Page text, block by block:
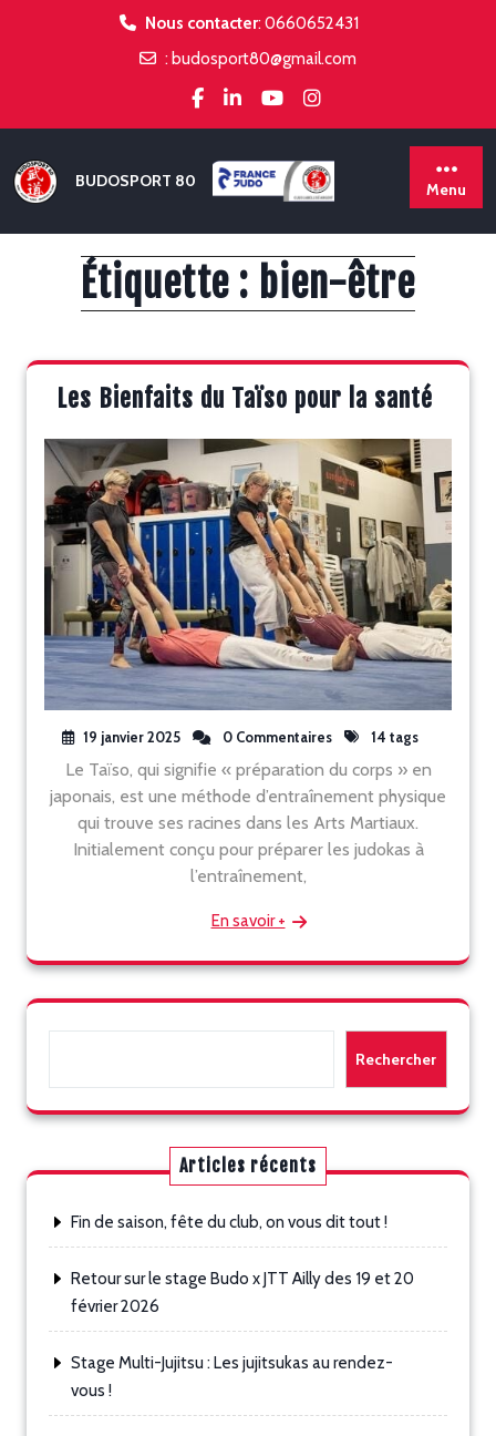
Nous contacter: 0660652431
: budosport80@gmail.com
BUDOSPORT 80 Menu
Étiquette : bien-être
Les Bienfaits du Taïso pour la santé
19 janvier 2025 0 Commentaires 14 tags
Le Taïso, qui signifie « préparation du corps » en
japonais, est une méthode d’entraînement physique
qui trouve ses racines dans les Arts Martiaux.
Initialement conçu pour préparer les judokas à
l’entraînement,
En savoir +
Rechercher
Rechercher
Articles récents
Fin de saison, fête du club, on vous dit tout !
Retour sur le stage Budo x JTT Ailly des 19 et 20
février 2026
Stage Multi-Jujitsu : Les jujitsukas au rendez-
vous !